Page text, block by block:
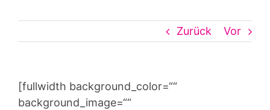
Zurück Vor
[fullwidth background_color=““
background_image=““